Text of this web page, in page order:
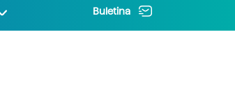
Buletina